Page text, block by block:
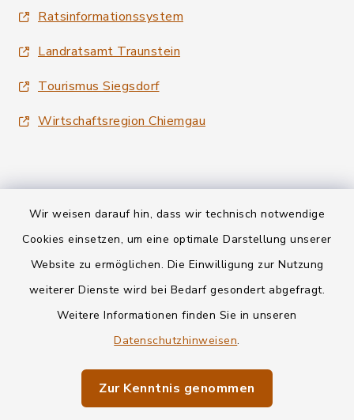
Wir weisen darauf hin, dass wir technisch notwendige
Cookies einsetzen, um eine optimale Darstellung unserer
Website zu ermöglichen. Die Einwilligung zur Nutzung
weiterer Dienste wird bei Bedarf gesondert abgefragt.
Weitere Informationen finden Sie in unseren
Datenschutzhinweisen.
Zur Kenntnis genommen
Ratsinformationssystem
Landratsamt Traunstein
Tourismus Siegsdorf
Wirtschaftsregion Chiemgau
Kontakt
Informationspflichten
Impressum